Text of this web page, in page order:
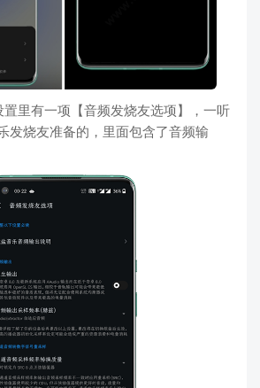
里有一项【音频发烧友选项】，一听
发烧友准备的，里面包含了音频输